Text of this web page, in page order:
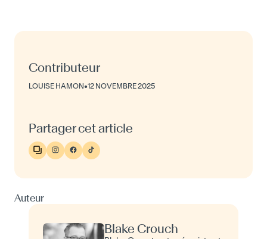
Contributeur
LOUISE HAMON•12 NOVEMBRE 2025
Partager cet article
Auteur
Blake Crouch